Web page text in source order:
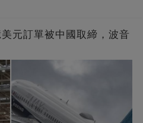
元訂單被中國取締，波音